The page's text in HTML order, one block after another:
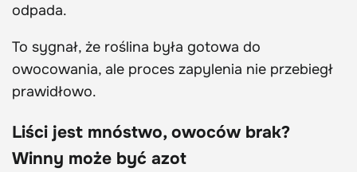
odpada.
To sygnał, że roślina była gotowa do
owocowania, ale proces zapylenia nie przebiegł
prawidłowo.
Liści jest mnóstwo, owoców brak?
Winny może być azot